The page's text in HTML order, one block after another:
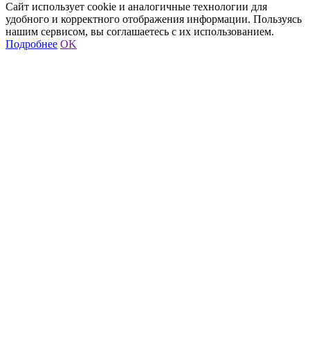
Сайт использует cookie и аналогичные технологии для
удобного и корректного отображения информации. Пользуясь
нашим сервисом, вы соглашаетесь с их использованием.
Подробнее OK